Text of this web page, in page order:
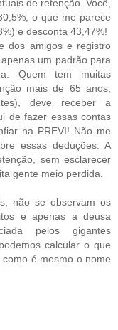
de retenção. Você,
o que me parece
e desconta 43,47%!
dos amigos e registro
um padrão para
Quem tem muitas
mais de 65 anos,
deve receber a
de fazer essas contas
na PREVI! Não me
essas deduções. A
sem esclarecer
gente meio perdida.
não se observam os
e apenas a deusa
pelos gigantes
calcular o que
é mesmo o nome